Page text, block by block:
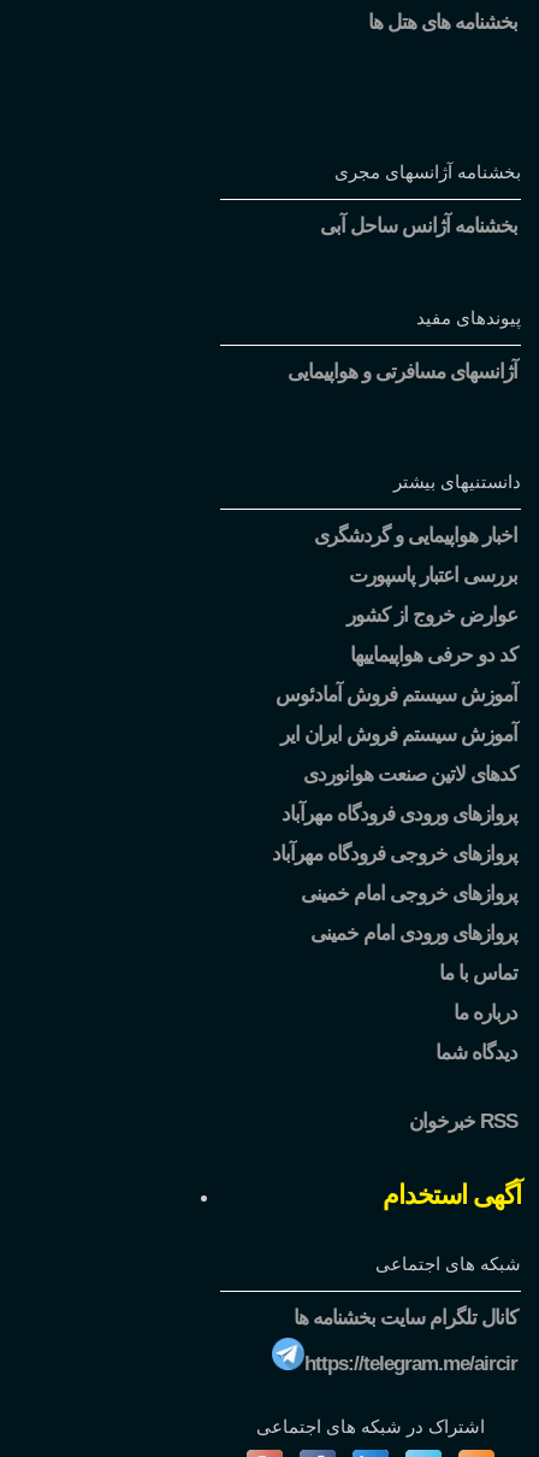
بخشنامه های هتل ها
بخشنامه آژانسهای مجری
بخشنامه آژانس ساحل آبی
پیوندهای مفید
آژانسهای مسافرتی و هواپیمایی
دانستنیهای بیشتر
اخبار هواپیمایی و گردشگری
بررسی اعتبار پاسپورت
عوارض خروج از کشور
کد دو حرفی هواپیماییها
آموزش سیستم فروش آمادئوس
آموزش سیستم فروش ایران ایر
کدهای لاتین صنعت هوانوردی
پروازهای ورودی فرودگاه مهرآباد
پروازهای خروجی فرودگاه مهرآباد
پروازهای خروجی امام خمینی
پروازهای ورودی امام خمینی
تماس با ما
درباره ما
دیدگاه شما
خبرخوان RSS
آگهی استخدام
شبکه های اجتماعی
کانال تلگرام سایت بخشنامه ها
https://telegram.me/aircir
اشتراک در شبکه های اجتماعی